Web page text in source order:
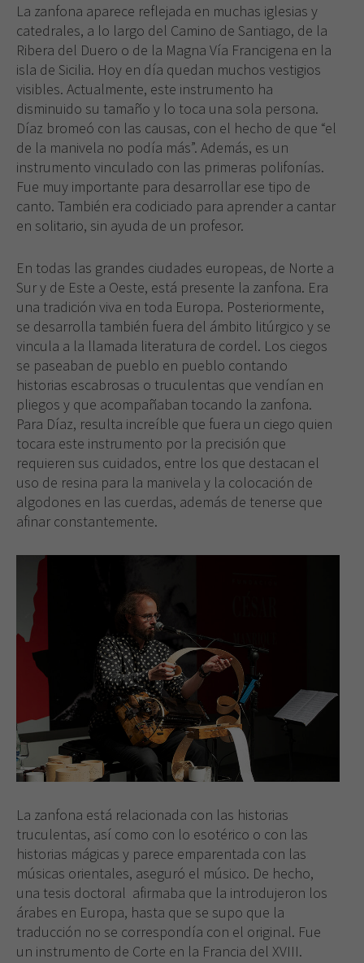
La zanfona aparece reflejada en muchas iglesias y
catedrales, a lo largo del Camino de Santiago, de la
Ribera del Duero o de la Magna Vía Francigena en la
isla de Sicilia. Hoy en día quedan muchos vestigios
visibles. Actualmente, este instrumento ha
disminuido su tamaño y lo toca una sola persona.
Díaz bromeó con las causas, con el hecho de que “el
de la manivela no podía más”. Además, es un
instrumento vinculado con las primeras polifonías.
Fue muy importante para desarrollar ese tipo de
canto. También era codiciado para aprender a cantar
en solitario, sin ayuda de un profesor.
En todas las grandes ciudades europeas, de Norte a
Sur y de Este a Oeste, está presente la zanfona. Era
una tradición viva en toda Europa. Posteriormente,
se desarrolla también fuera del ámbito litúrgico y se
vincula a la llamada literatura de cordel. Los ciegos
se paseaban de pueblo en pueblo contando
historias escabrosas o truculentas que vendían en
pliegos y que acompañaban tocando la zanfona.
Para Díaz, resulta increíble que fuera un ciego quien
tocara este instrumento por la precisión que
requieren sus cuidados, entre los que destacan el
uso de resina para la manivela y la colocación de
algodones en las cuerdas, además de tenerse que
afinar constantemente.
La zanfona está relacionada con las historias
truculentas, así como con lo esotérico o con las
historias mágicas y parece emparentada con las
músicas orientales, aseguró el músico. De hecho,
una tesis doctoral afirmaba que la introdujeron los
árabes en Europa, hasta que se supo que la
traducción no se correspondía con el original. Fue
un instrumento de Corte en la Francia del XVIII.